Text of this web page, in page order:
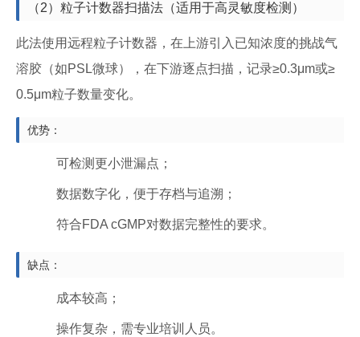
（2）粒子计数器扫描法（适用于高灵敏度检测）
此法使用远程粒子计数器，在上游引入已知浓度的挑战气
溶胶（如PSL微球），在下游逐点扫描，记录≥0.3μm或≥
0.5μm粒子数量变化。
优势：
可检测更小泄漏点；
数据数字化，便于存档与追溯；
符合FDA cGMP对数据完整性的要求。
缺点：
成本较高；
操作复杂，需专业培训人员。